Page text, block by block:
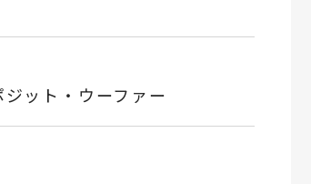
ット・ウーファー